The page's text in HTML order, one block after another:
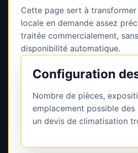
Cette page sert à
locale en demande assez
traitée commercialement,
disponibilité automatique.
Configuration
Nombre de pièces,
emplacement possible
un devis de climatisation